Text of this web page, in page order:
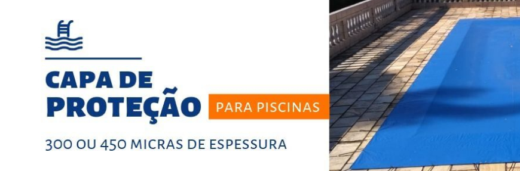
Lona para Camping
Lona para Estufa
Lona para cobrir Suculentas
Lona para Pergolado